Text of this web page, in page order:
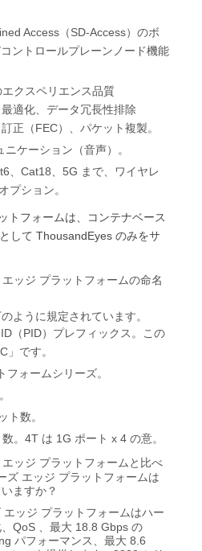
Access （ SD-Access）のボ
ントロールプレーンノード機能
クスペリエンス品質
最適化、データ冗長性排除
正（ FEC）、パケット複製。
ニケーション（音声）。
、 Cat18、 5G まで、ワイヤレ
プション。
トフォームは、コンテナベース
して ThousandEyes のみをサ
エッジ プラットフォームの命名
ように規定されています。
ID （ PID）プレフィックス。この
C 」です。
フォームシリーズ。
ト数。
。 4T は 1G ポート x 4 の意。
エッジ プラットフォームと比べ
ズ エッジ プラットフォームは
ますか？
エッジ プラットフォームはハー
QoS 、最大 18.8 Gbps の
パフォーマンス、最大 8.6